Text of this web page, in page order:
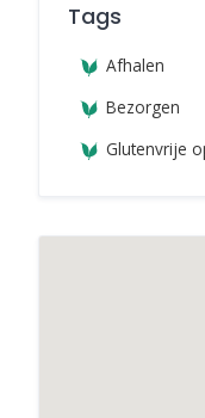
Tags
Afhalen
Bezorgen
Glutenvrije